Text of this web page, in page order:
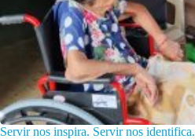
Servir nos inspira. Servir nos identifica.